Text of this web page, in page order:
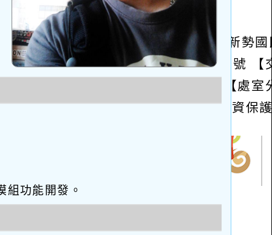
功能開發。